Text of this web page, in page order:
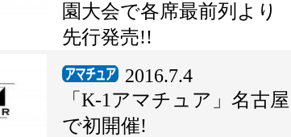
園大会で各席最前列より
先行発売!!
2016.7.4
「K-1アマチュア」名古屋
で初開催!